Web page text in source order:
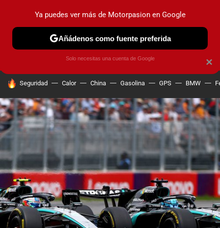
PRUEBAS COCHES ELÉCTRICOS OBSERVATORIO
HOY SE HABLA DE
Seguridad Calor China Gasolina GPS BMW
×
Ya puedes ver más de Motorpasion en Google
Añádenos como fuente preferida
Solo necesitas una cuenta de Google